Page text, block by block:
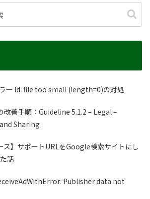
ラー ld: file too small (length=0)の対処
改善手順：Guideline 5.1.2 – Legal –
Sharing
ス】サポートURLをGoogle検索サイトにし
話
Publisher data not